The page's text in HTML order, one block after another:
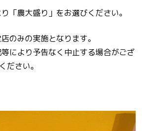
「農大盛り」をお選びください。
のみの実施となります。
により予告なく中止する場合がござ
ださい。